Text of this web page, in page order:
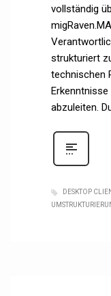
vollständig
strukturiert
technischen
abzuleiten.
DESKTOP